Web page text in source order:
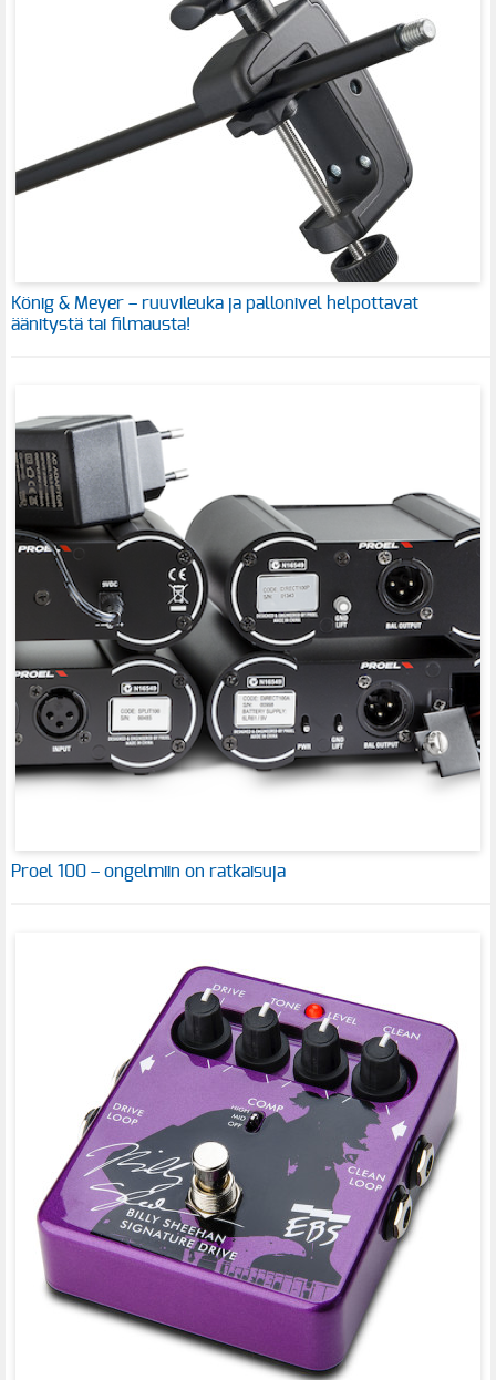
König & Meyer – ruuvileuka ja pallonivel helpottavat
äänitystä tai filmausta!
Proel 100 – ongelmiin on ratkaisuja